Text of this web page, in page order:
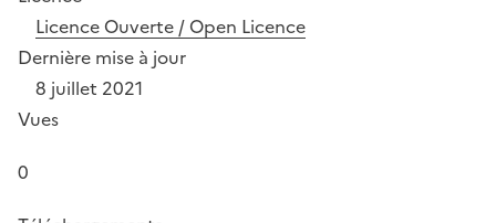
Licence Ouverte / Open Licence
Dernière mise à jour
8 juillet 2021
Vues
0